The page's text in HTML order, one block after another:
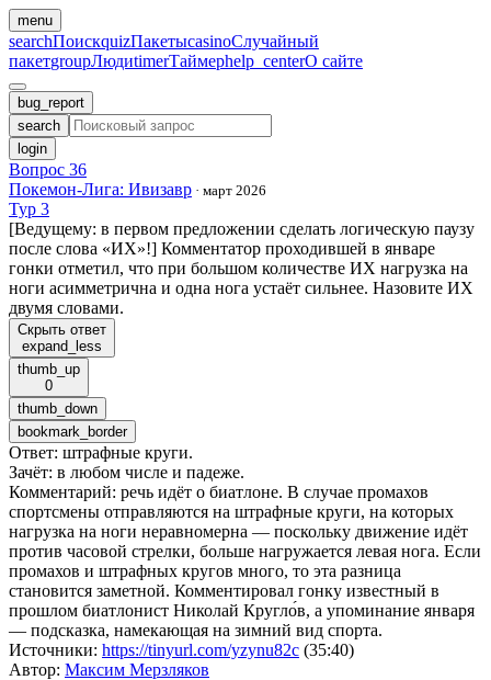
menu
searchПоискquizПакетыcasinoСлучайный
пакетgroupЛюдиtimerТаймерhelp_centerО сайте
bug_report
search
login
Вопрос 36
Покемон-Лига: Ивизавр · март 2026
Тур 3
[Ведущему: в первом предложении сделать логическую паузу
после слова «ИХ»!] Комментатор проходившей в январе
гонки отметил, что при большом количестве ИХ нагрузка на
ноги асимметрична и одна нога устаёт сильнее. Назовите ИХ
двумя словами.
Скрыть ответ
expand_less
thumb_up
0
thumb_down
bookmark_border
Ответ: штрафные круги.
Зачёт: в любом числе и падеже.
Комментарий: речь идёт о биатлоне. В случае промахов
спортсмены отправляются на штрафные круги, на которых
нагрузка на ноги неравномерна — поскольку движение идёт
против часовой стрелки, больше нагружается левая нога. Если
промахов и штрафных кругов много, то эта разница
становится заметной. Комментировал гонку известный в
прошлом биатлонист Николай Кругло́в, а упоминание января
— подсказка, намекающая на зимний вид спорта.
Источники: https://tinyurl.com/yzynu82c (35:40)
Автор: Максим Мерзляков